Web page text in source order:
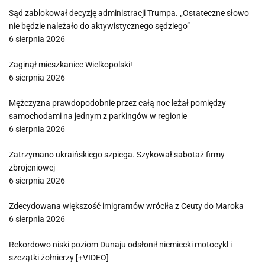
Sąd zablokował decyzję administracji Trumpa. „Ostateczne słowo
nie będzie należało do aktywistycznego sędziego”
6 sierpnia 2026
Zaginął mieszkaniec Wielkopolski!
6 sierpnia 2026
Mężczyzna prawdopodobnie przez całą noc leżał pomiędzy
samochodami na jednym z parkingów w regionie
6 sierpnia 2026
Zatrzymano ukraińskiego szpiega. Szykował sabotaż firmy
zbrojeniowej
6 sierpnia 2026
Zdecydowana większość imigrantów wróciła z Ceuty do Maroka
6 sierpnia 2026
Rekordowo niski poziom Dunaju odsłonił niemiecki motocykl i
szczątki żołnierzy [+VIDEO]